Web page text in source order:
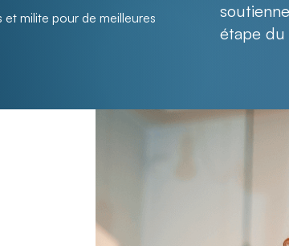
milite pour de meilleures
étape du